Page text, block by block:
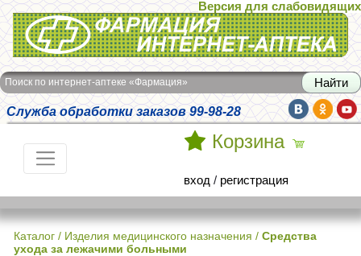
Интернет-аптека Фармация
Версия для слабовидящих
Поиск по интернет-аптеке «Фармация»
Служба обработки заказов 99-98-28
Корзина
вход / регистрация
Каталог / Изделия медицинского назначения / Средства
ухода за лежачими больными